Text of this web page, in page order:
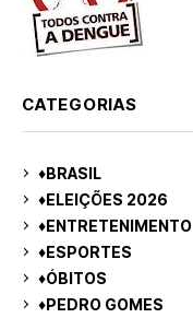
CATEGORIAS
♦BRASIL
♦ELEIÇÕES 2026
♦ENTRETENIMENTO
♦ESPORTES
♦ÓBITOS
♦PEDRO GOMES